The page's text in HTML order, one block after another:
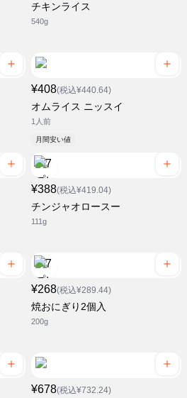
チキンライス
540g
¥408(税込¥440.64)
オムライス ニッスイ
1人前
月間安い値
¥388(税込¥419.04)
チンジャオロースー
111g
¥268(税込¥289.44)
焼おにぎり2個入
200g
¥678(税込¥732.24)